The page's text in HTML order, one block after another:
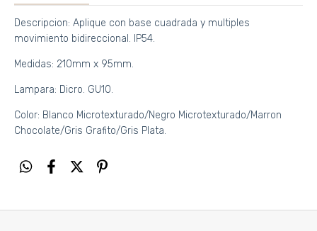
Descripcion: Aplique con base cuadrada y multiples
movimiento bidireccional. IP54.
Medidas: 210mm x 95mm.
Lampara: Dicro. GU10.
Color: Blanco Microtexturado/Negro Microtexturado/Marron
Chocolate/Gris Grafito/Gris Plata.